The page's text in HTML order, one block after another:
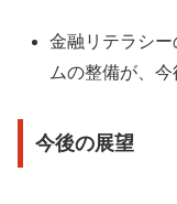
金融リテラシ
ムの整備が、
今後の展望